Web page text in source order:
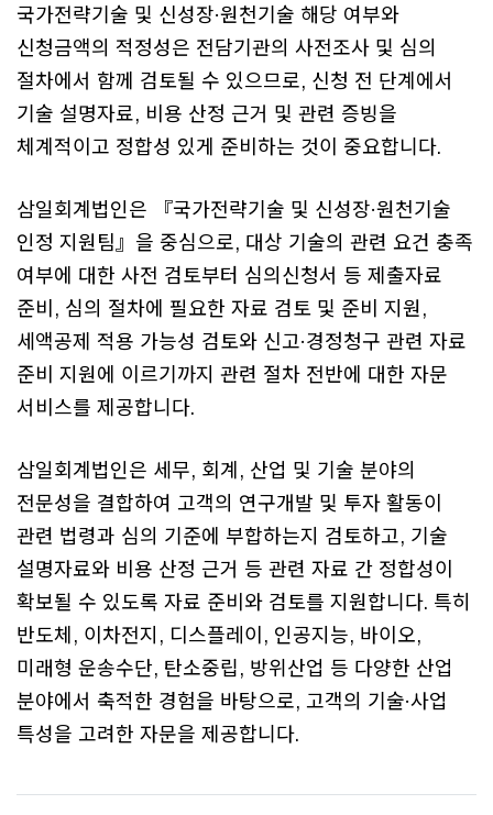
국가전략기술 및 신성장·원천기술 해당 여부와
신청금액의 적정성은 전담기관의 사전조사 및 심의
절차에서 함께 검토될 수 있으므로, 신청 전 단계에서
기술 설명자료, 비용 산정 근거 및 관련 증빙을
체계적이고 정합성 있게 준비하는 것이 중요합니다.
삼일회계법인은 『국가전략기술 및 신성장·원천기술
인정 지원팀』을 중심으로, 대상 기술의 관련 요건 충족
여부에 대한 사전 검토부터 심의신청서 등 제출자료
준비, 심의 절차에 필요한 자료 검토 및 준비 지원,
세액공제 적용 가능성 검토와 신고·경정청구 관련 자료
준비 지원에 이르기까지 관련 절차 전반에 대한 자문
서비스를 제공합니다.
삼일회계법인은 세무, 회계, 산업 및 기술 분야의
전문성을 결합하여 고객의 연구개발 및 투자 활동이
관련 법령과 심의 기준에 부합하는지 검토하고, 기술
설명자료와 비용 산정 근거 등 관련 자료 간 정합성이
확보될 수 있도록 자료 준비와 검토를 지원합니다. 특히
반도체, 이차전지, 디스플레이, 인공지능, 바이오,
미래형 운송수단, 탄소중립, 방위산업 등 다양한 산업
분야에서 축적한 경험을 바탕으로, 고객의 기술·사업
특성을 고려한 자문을 제공합니다.